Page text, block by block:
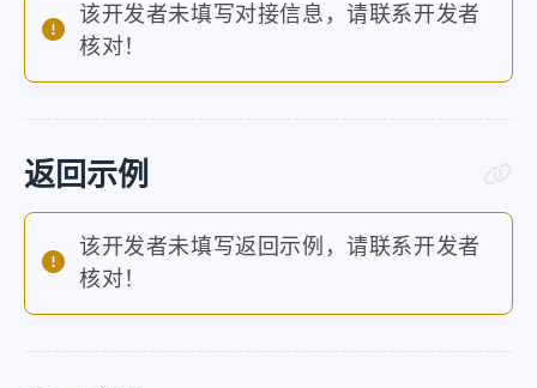
该开发者未填写对接信息，请联系开发者
核对！
返回示例
该开发者未填写返回示例，请联系开发者
核对！